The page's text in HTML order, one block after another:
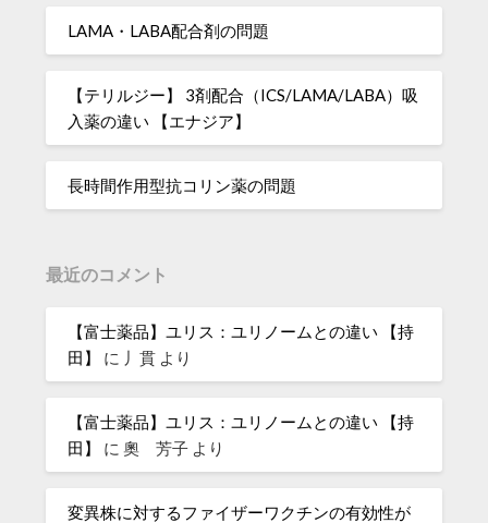
LAMA・LABA配合剤の問題
【テリルジー】 3剤配合（ICS/LAMA/LABA）吸
入薬の違い 【エナジア】
長時間作用型抗コリン薬の問題
最近のコメント
【富士薬品】ユリス：ユリノームとの違い 【持
田】
に 丿貫 より
【富士薬品】ユリス：ユリノームとの違い 【持
田】
に奧 芳子 より
変異株に対するファイザーワクチンの有効性が